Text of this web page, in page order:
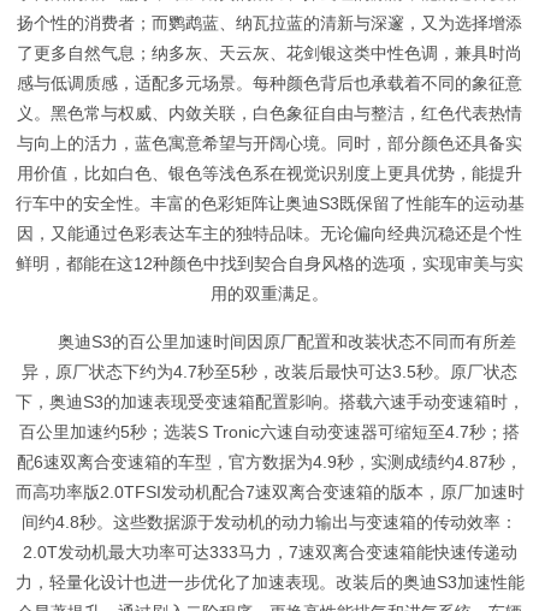
扬个性的消费者；而鹦鹉蓝、纳瓦拉蓝的清新与深邃，又为选择增添
了更多自然气息；纳多灰、天云灰、花剑银这类中性色调，兼具时尚
感与低调质感，适配多元场景。每种颜色背后也承载着不同的象征意
义。黑色常与权威、内敛关联，白色象征自由与整洁，红色代表热情
与向上的活力，蓝色寓意希望与开阔心境。同时，部分颜色还具备实
用价值，比如白色、银色等浅色系在视觉识别度上更具优势，能提升
行车中的安全性。丰富的色彩矩阵让奥迪S3既保留了性能车的运动基
因，又能通过色彩表达车主的独特品味。无论偏向经典沉稳还是个性
鲜明，都能在这12种颜色中找到契合自身风格的选项，实现审美与实
用的双重满足。
奥迪S3的百公里加速时间因原厂配置和改装状态不同而有所差
异，原厂状态下约为4.7秒至5秒，改装后最快可达3.5秒。原厂状态
下，奥迪S3的加速表现受变速箱配置影响。搭载六速手动变速箱时，
百公里加速约5秒；选装S Tronic六速自动变速器可缩短至4.7秒；搭
配6速双离合变速箱的车型，官方数据为4.9秒，实测成绩约4.87秒，
而高功率版2.0TFSI发动机配合7速双离合变速箱的版本，原厂加速时
间约4.8秒。这些数据源于发动机的动力输出与变速箱的传动效率：
2.0T发动机最大功率可达333马力，7速双离合变速箱能快速传递动
力，轻量化设计也进一步优化了加速表现。改装后的奥迪S3加速性能